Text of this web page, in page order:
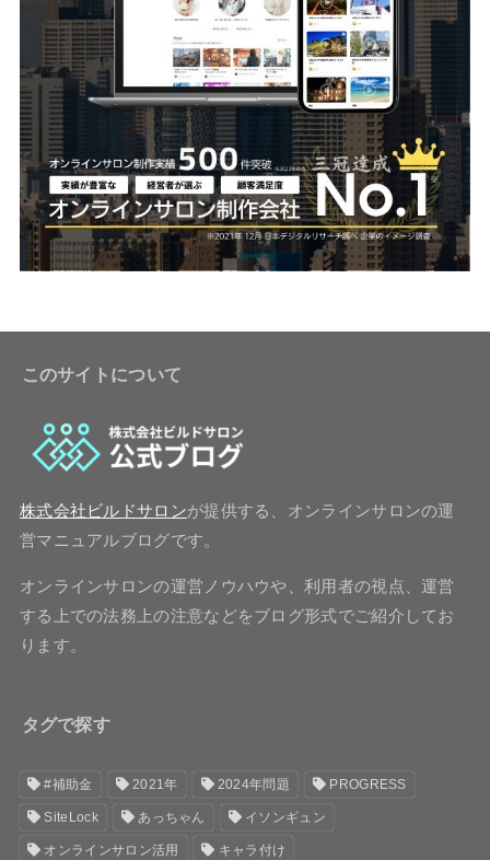
このサイトについて
株式会社ビルドサロンが提供する、オンラインサロンの運
営マニュアルブログです。
オンラインサロンの運営ノウハウや、利用者の視点、運営
する上での法務上の注意などをブログ形式でご紹介してお
ります。
タグで探す
#補助金 2021年 2024年問題 PROGRESS
SiteLock あっちゃん イソンギュン
オンラインサロン活用 キャラ付け